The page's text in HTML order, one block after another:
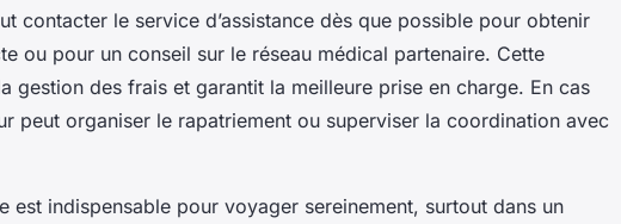
contacter le service d’assistance dès que possible pour obtenir
ou pour un conseil sur le réseau médical partenaire. Cette
gestion des frais et garantit la meilleure prise en charge. En cas
peut organiser le rapatriement ou superviser la coordination avec
est indispensable pour voyager sereinement, surtout dans un